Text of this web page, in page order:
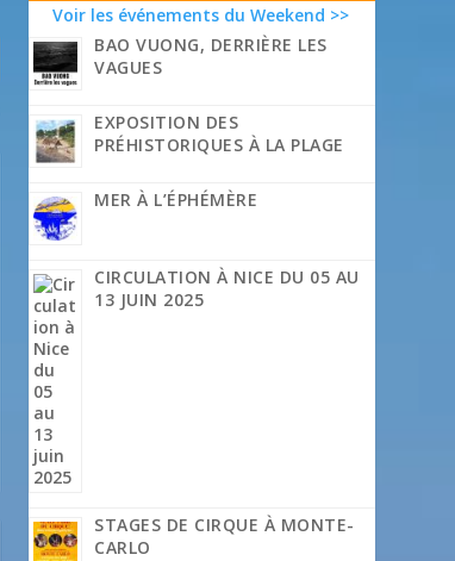
Voir les événements du Weekend >>
BAO VUONG, DERRIÈRE LES
VAGUES
EXPOSITION DES
PRÉHISTORIQUES À LA PLAGE
MER À L’ÉPHÉMÈRE
CIRCULATION À NICE DU 05 AU
13 JUIN 2025
STAGES DE CIRQUE À MONTE-
CARLO